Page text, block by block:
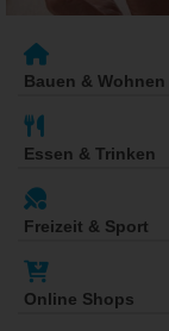
Bauen & Wohnen
Essen & Trinken
Freizeit & Sport
Online Shops